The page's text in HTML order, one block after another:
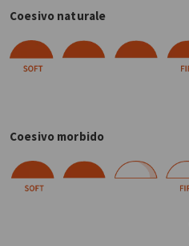
Coesivo naturale
Coesivo morbido